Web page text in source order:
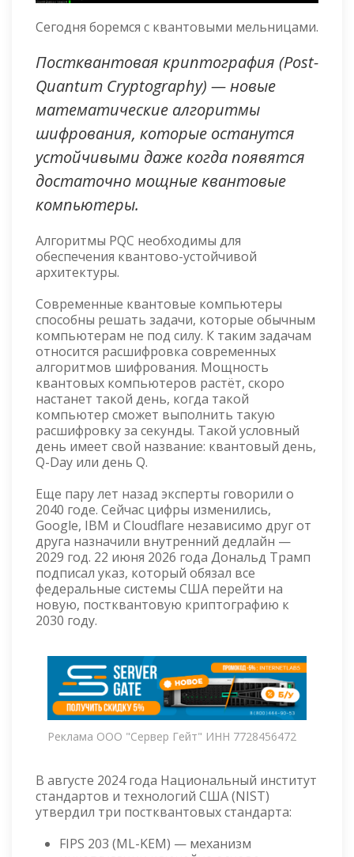
Сегодня боремся с квантовыми мельницами.
Постквантовая криптография (Post-
Quantum Cryptography) — новые
математические алгоритмы
шифрования, которые останутся
устойчивыми даже когда появятся
достаточно мощные квантовые
компьютеры.
Алгоритмы PQC необходимы для
обеспечения квантово-устойчивой
архитектуры.
Современные квантовые компьютеры
способны решать задачи, которые обычным
компьютерам не под силу. К таким задачам
относится расшифровка современных
алгоритмов шифрования. Мощность
квантовых компьютеров растёт, скоро
настанет такой день, когда такой
компьютер сможет выполнить такую
расшифровку за секунды. Такой условный
день имеет свой название: квантовый день,
Q-Day или день Q.
Еще пару лет назад эксперты говорили о
2040 годе. Сейчас цифры изменились,
Google, IBM и Cloudflare независимо друг от
друга назначили внутренний дедлайн —
2029 год. 22 июня 2026 года Дональд Трамп
подписал указ, который обязал все
федеральные системы США перейти на
новую, постквантовую криптографию к
2030 году.
Реклама ООО "Сервер Гейт" ИНН 7728456472
В августе 2024 года Национальный институт
стандартов и технологий США (NIST)
утвердил три постквантовых стандарта:
FIPS 203 (ML-KEM) — механизм